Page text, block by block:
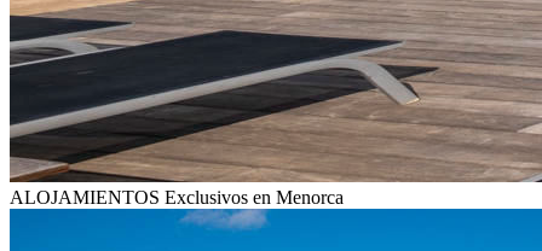
ALOJAMIENTOS Exclusivos en Menorca